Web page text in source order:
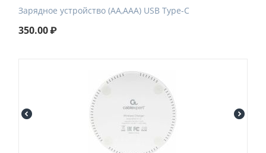
Зарядное устройство (AA,AAA) USB Type-C
350.00₽